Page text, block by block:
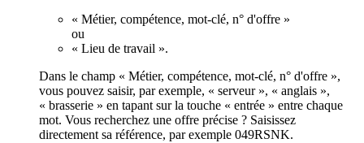
« Métier, compétence, mot-clé, n° d'offre »
ou
« Lieu de travail ».
Dans le champ « Métier, compétence, mot-clé, n° d'offre »,
vous pouvez saisir, par exemple, « serveur », « anglais »,
« brasserie » en tapant sur la touche « entrée » entre chaque
mot. Vous recherchez une offre précise ? Saisissez
directement sa référence, par exemple 049RSNK.